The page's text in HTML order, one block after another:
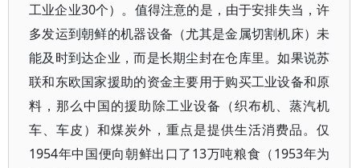
工业企业30个）。值得注意的是，由于安排失当，许
多发运到朝鲜的机器设备（尤其是金属切割机床）未
能及时到达企业，而是长期尘封在仓库里。如果说苏
联和东欧国家援助的资金主要用于购买工业设备和原
料，那么中国的援助除工业设备（织布机、蒸汽机
车、车皮）和煤炭外，重点是提供生活消费品。仅
1954年中国便向朝鲜出口了13万吨粮食（1953年为